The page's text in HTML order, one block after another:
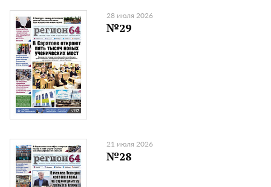
28 июля 2026
№29
21 июля 2026
№28